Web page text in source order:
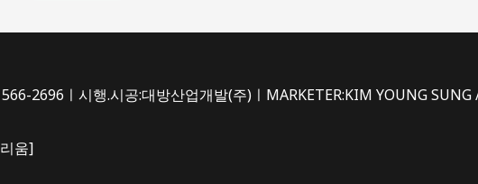
2696ㅣ시행.시공:대방산업개발(주)ㅣMARKETER:KIM YOUNG
움]